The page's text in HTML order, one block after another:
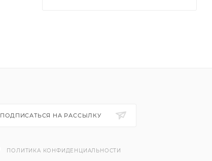
ПОДПИСАТЬСЯ НА РАССЫЛКУ
ПОЛИТИКА КОНФИДЕНЦИАЛЬНОСТИ